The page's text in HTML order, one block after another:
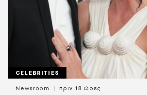
CELEBRITIES
Newsroom πριν 18 ώρες